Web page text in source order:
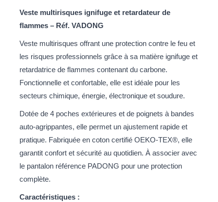
Veste multirisques ignifuge et retardateur de
flammes – Réf. VADONG
Veste multirisques offrant une protection contre le feu et
les risques professionnels grâce à sa matière ignifuge et
retardatrice de flammes contenant du carbone.
Fonctionnelle et confortable, elle est idéale pour les
secteurs chimique, énergie, électronique et soudure.
Dotée de 4 poches extérieures et de poignets à bandes
auto-agrippantes, elle permet un ajustement rapide et
pratique. Fabriquée en coton certifié OEKO-TEX®, elle
garantit confort et sécurité au quotidien. À associer avec
le pantalon référence PADONG pour une protection
complète.
Caractéristiques :